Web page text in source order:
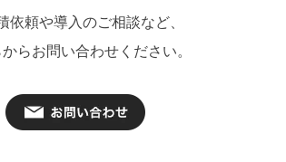
依頼や導入のご相談など、
らお問い合わせください。